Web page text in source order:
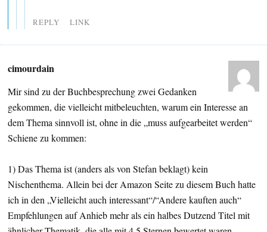
REPLY LINK
cimourdain
Mir sind zu der Buchbesprechung zwei Gedanken
gekommen, die vielleicht mitbeleuchten, warum ein Interesse an
dem Thema sinnvoll ist, ohne in die „muss aufgearbeitet werden“
Schiene zu kommen:
1) Das Thema ist (anders als von Stefan beklagt) kein
Nischenthema. Allein bei der Amazon Seite zu diesem Buch hatte
ich in den „Vielleicht auch interessant“/“Andere kauften auch“
Empfehlungen auf Anhieb mehr als ein halbes Dutzend Titel mit